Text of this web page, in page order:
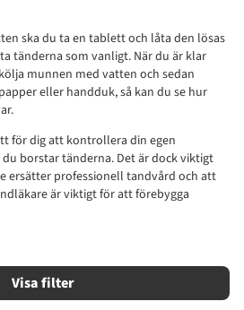
ska du ta en tablett och låta den lösas
tänderna som vanligt. När du är klar
munnen med vatten och sedan
eller handduk, så kan du se hur
för dig att kontrollera din egen
borstar tänderna. Det är dock viktigt
ersätter professionell tandvård och att
är viktigt för att förebygga
Filtrera